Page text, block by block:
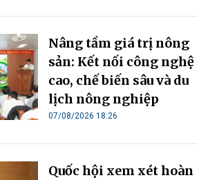
Nâng tầm giá trị nông
sản: Kết nối công nghệ
cao, chế biến sâu và du
lịch nông nghiệp
07/08/2026 18:26
Quốc hội xem xét hoàn